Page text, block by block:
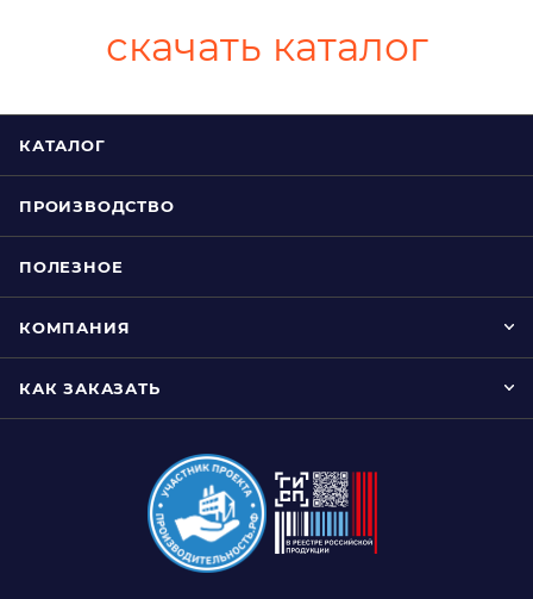
скачать каталог
КАТАЛОГ
ПРОИЗВОДСТВО
ПОЛЕЗНОЕ
КОМПАНИЯ
КАК ЗАКАЗАТЬ